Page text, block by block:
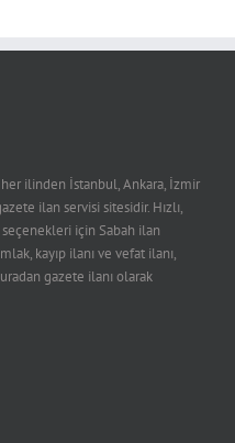
ilinden İstanbul, Ankara, İzmir
ilan servisi sitesidir. Hızlı,
için Sabah ilan
kayıp ilanı ve vefat ilanı,
gazete ilanı olarak